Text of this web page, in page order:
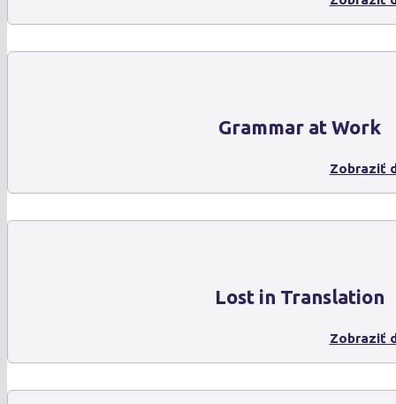
Grammar at Work
Zobraziť
Lost in Translation
Zobraziť